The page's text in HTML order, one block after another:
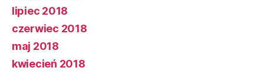
lipiec 2018
czerwiec 2018
maj 2018
kwiecień 2018